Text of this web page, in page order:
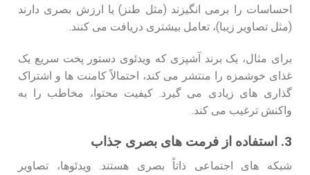
احساسات را برمی‌ انگیزند (مثل طنز) یا ارزش بصری دارند
(مثل تصاویر زیبا)، تعامل بیشتری دریافت می‌ کنند.
برای مثال، یک برند آشپزی که ویدئوی دستور پخت سریع یک
غذای خوشمزه را منتشر می‌ کند، احتمالاً کامنت‌ ها و اشتراک‌
گذاری‌ های زیادی می‌ گیرد. کیفیت محتوا، مخاطب را به
واکنش ترغیب می‌ کند.
3. استفاده از فرمت‌ های بصری جذاب
شبکه‌ های اجتماعی ذاتاً بصری هستند. ویدئوها، تصاویر